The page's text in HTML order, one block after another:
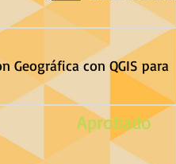
con QGIS para
Aprobado